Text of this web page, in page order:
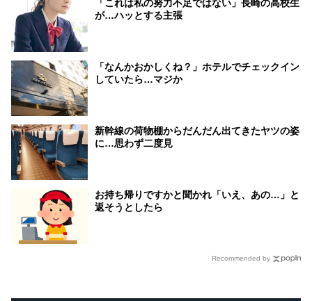
「これは私の努力不足ではない」長崎の高校生
が…ハッとする主張
「なんかおかしくね？」ホテルでチェックイン
していたら…マジか
新幹線の荷物棚からだんだん出てきたヤツの姿
に…思わず二度見
お持ち帰りですかと聞かれ「いえ、あの…」と
返そうとしたら
Recommended by